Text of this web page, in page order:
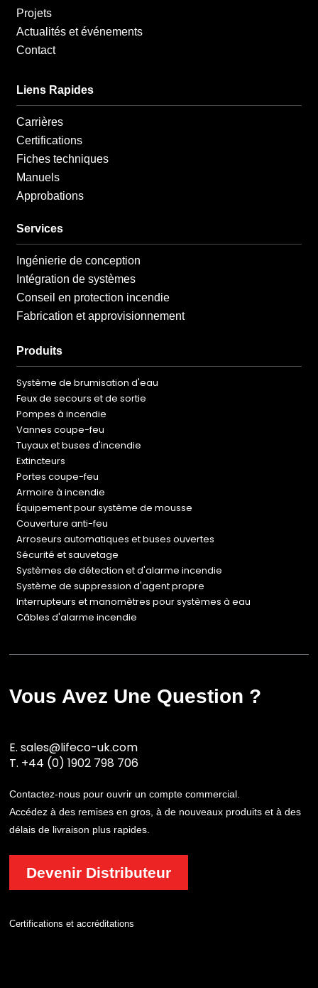
Projets
Actualités et événements
Contact
Liens Rapides
Carrières
Certifications
Fiches techniques
Manuels
Approbations
Services
Ingénierie de conception
Intégration de systèmes
Conseil en protection incendie
Fabrication et approvisionnement
Produits
Système de brumisation d'eau
Feux de secours et de sortie
Pompes à incendie
Vannes coupe-feu
Tuyaux et buses d'incendie
Extincteurs
Portes coupe-feu
Armoire à incendie
Équipement pour système de mousse
Couverture anti-feu
Arroseurs automatiques et buses ouvertes
Sécurité et sauvetage
Systèmes de détection et d'alarme incendie
Système de suppression d'agent propre
Interrupteurs et manomètres pour systèmes à eau
Câbles d'alarme incendie
Vous Avez Une Question ?
E.sales@lifeco-uk.com
T. +44 (0) 1902 798 706
Contactez-nous pour ouvrir un compte commercial.
Accédez à des remises en gros, à de nouveaux produits et à des
délais de livraison plus rapides.
Devenir Distributeur
Certifications et accréditations